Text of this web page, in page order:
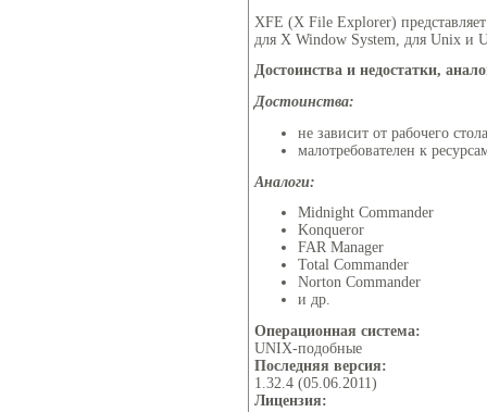
XFE (X File Explorer)
для X Window System, для Unix и
Достоинства и недостатки,
Достоинства:
не зависит от рабочего
малотребователен к
Аналоги:
Midnight Commander
Konqueror
FAR Manager
Total Commander
Norton Commander
и др.
Операционная система:
UNIX-подобные
Последняя версия:
1.32.4 (05.06.2011)
Лицензия: